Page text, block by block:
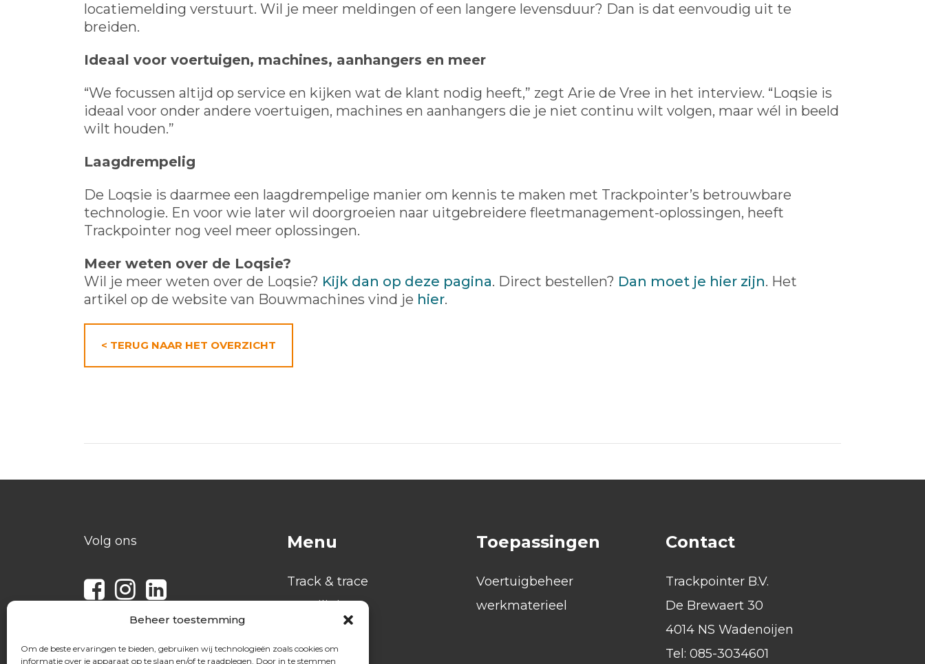
Beheer toestemming
Om de beste ervaringen te bieden, gebruiken wij technologieën zoals cookies om
informatie over je apparaat op te slaan en/of te raadplegen. Door in te stemmen
locatiemelding verstuurt. Wil je meer meldingen of een langere levensduur? Dan is dat eenvoudig uit te
breiden.
Ideaal voor voertuigen, machines, aanhangers en meer
“We focussen altijd op service en kijken wat de klant nodig heeft,” zegt Arie de Vree in het interview. “Loqsie is
ideaal voor onder andere voertuigen, machines en aanhangers die je niet continu wilt volgen, maar wél in beeld
wilt houden.”
Laagdrempelig
De Loqsie is daarmee een laagdrempelige manier om kennis te maken met Trackpointer’s betrouwbare
technologie. En voor wie later wil doorgroeien naar uitgebreidere fleetmanagement-oplossingen, heeft
Trackpointer nog veel meer oplossingen.
Meer weten over de Loqsie?
Wil je meer weten over de Loqsie? Kijk dan op deze pagina. Direct bestellen? Dan moet je hier zijn. Het
artikel op de website van Bouwmachines vind je hier.
< TERUG NAAR HET OVERZICHT
Volg ons Menu
Track & trace
Beveiliging
Rapportages
Over ons
Toepassingen
Voertuigbeheer
werkmaterieel
Contact
Trackpointer B.V.
De Brewaert 30
4014 NS Wadenoijen
Tel: 085-3034601